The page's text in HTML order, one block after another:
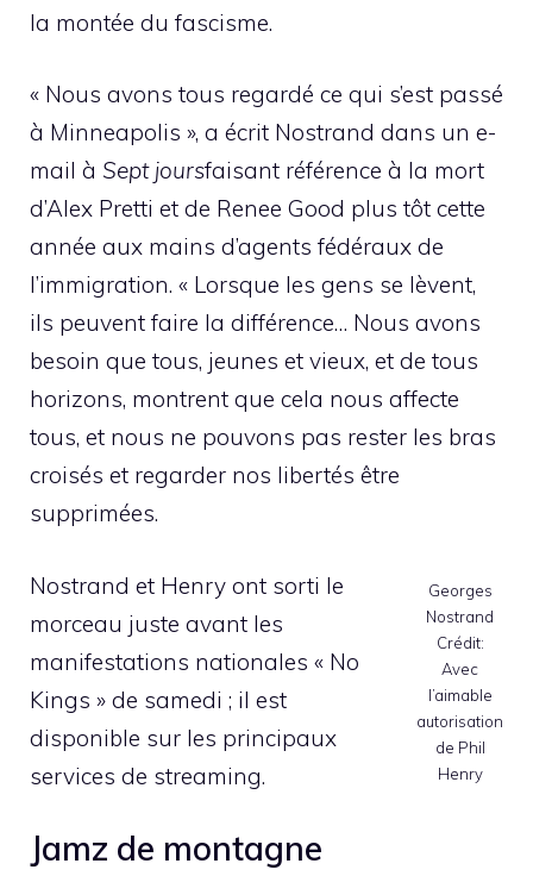
la montée du fascisme.
« Nous avons tous regardé ce qui s’est passé
à Minneapolis », a écrit Nostrand dans un e-
mail à Sept joursfaisant référence à la mort
d’Alex Pretti et de Renee Good plus tôt cette
année aux mains d’agents fédéraux de
l’immigration. « Lorsque les gens se lèvent,
ils peuvent faire la différence… Nous avons
besoin que tous, jeunes et vieux, et de tous
horizons, montrent que cela nous affecte
tous, et nous ne pouvons pas rester les bras
croisés et regarder nos libertés être
supprimées.
Georges
Nostrand
Crédit:
Avec
l’aimable
autorisation
de Phil
Henry
Nostrand et Henry ont sorti le
morceau juste avant les
manifestations nationales « No
Kings » de samedi ; il est
disponible sur les principaux
services de streaming.
Jamz de montagne